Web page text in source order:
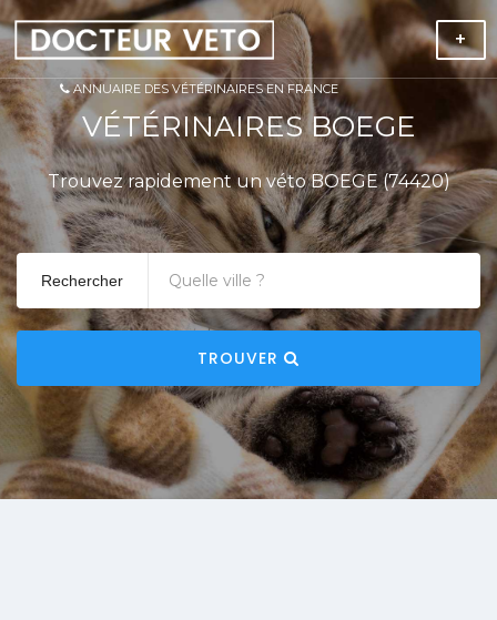
+
ANNUAIRE DES VÉTÉRINAIRES EN FRANCE
VÉTÉRINAIRES BOEGE
Trouvez rapidement un véto BOEGE (74420)
Rechercher
TROUVER